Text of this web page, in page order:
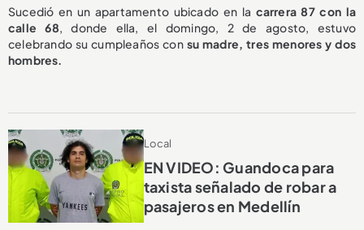
Sucedió en un apartamento ubicado en la carrera 87 con la
calle 68, donde ella, el domingo, 2 de agosto, estuvo
celebrando su cumpleaños con su madre, tres menores y dos
hombres.
Local
EN VIDEO: Guandoca para
taxista señalado de robar a
pasajeros en Medellín